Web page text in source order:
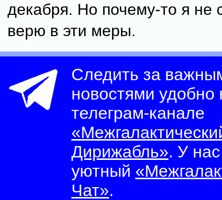
декабря. Но почему-то я не
верю в эти меры.
Следить за
новостями
телеграм-канале
Дирижабль». У
уютный
Чат».